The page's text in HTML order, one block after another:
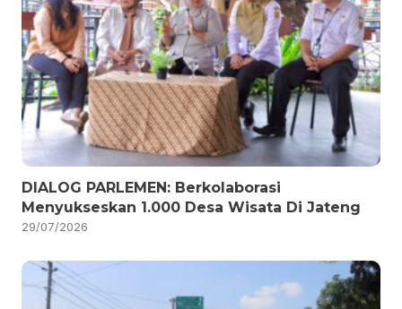
DIALOG PARLEMEN: Berkolaborasi
Menyukseskan 1.000 Desa Wisata Di Jateng
29/07/2026